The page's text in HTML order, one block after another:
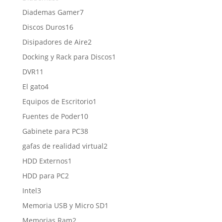
productos
Diademas Gamer77
Discos Duros1616
productos
Disipadores de Aire22
productos
Docking y Rack para Discos1
DVR11
productos
El gato44
productos
Equipos de Escritorio1
Fuentes de Poder1010
productos
Gabinete para PC3838
productos
gafas de realidad virtual22
HDD Externos1
HDD para PC22
Intel33
productos
Memoria USB y Micro SD1
2